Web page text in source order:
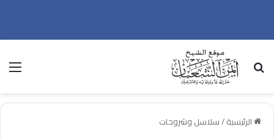
بحث عن
الرئيسية/سلاسل وشروحات